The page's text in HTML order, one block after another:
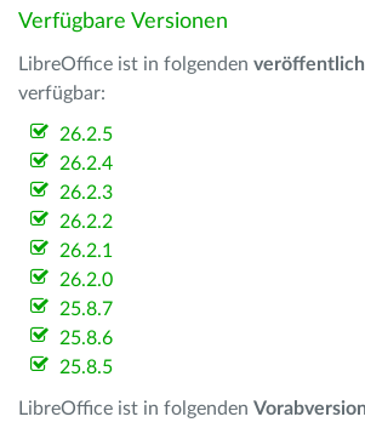
Verfügbare Versionen
LibreOffice ist in folgenden
verfügbar:
26.2.5
26.2.4
26.2.3
26.2.2
26.2.1
26.2.0
25.8.7
25.8.6
25.8.5
LibreOffice ist in folgenden